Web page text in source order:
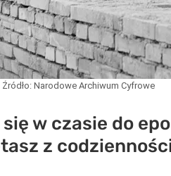
Źródło: Narodowe Archiwum Cyfrowe
w czasie do
z